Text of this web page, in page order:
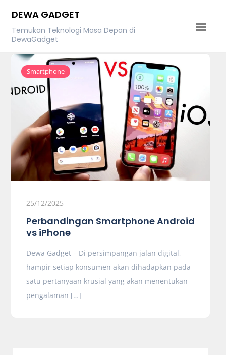
content
DEWA GADGET
Temukan Teknologi Masa Depan di
DewaGadget
Smartphone
25/12/2025
Perbandingan Smartphone Android
vs iPhone
Dewa Gadget – Di persimpangan jalan digital,
hampir setiap konsumen akan dihadapkan pada
satu pertanyaan krusial yang akan menentukan
pengalaman […]